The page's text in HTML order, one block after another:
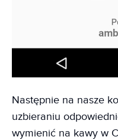
Następnie na nasze
uzbieraniu
wymienić na kawy w